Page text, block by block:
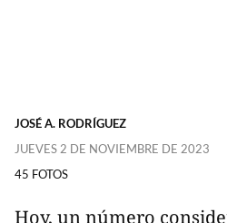
JOSÉ A. RODRÍGUEZ
JUEVES 2 DE NOVIEMBRE DE 2023
45 FOTOS
Hoy, un número